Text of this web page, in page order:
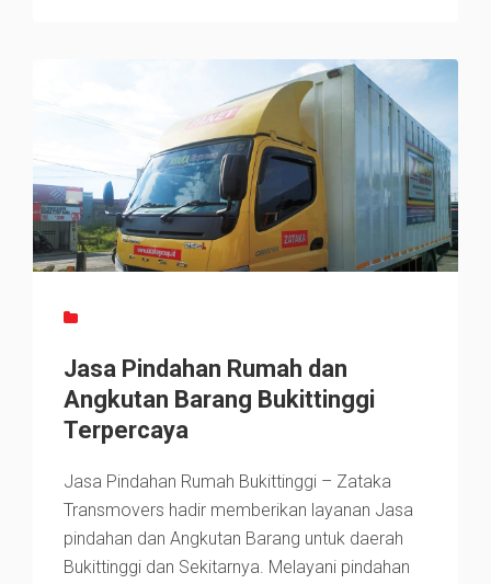
Jasa Pindahan Rumah dan
Angkutan Barang Bukittinggi
Terpercaya
Jasa Pindahan Rumah Bukittinggi – Zataka
Transmovers hadir memberikan layanan Jasa
pindahan dan Angkutan Barang untuk daerah
Bukittinggi dan Sekitarnya. Melayani pindahan